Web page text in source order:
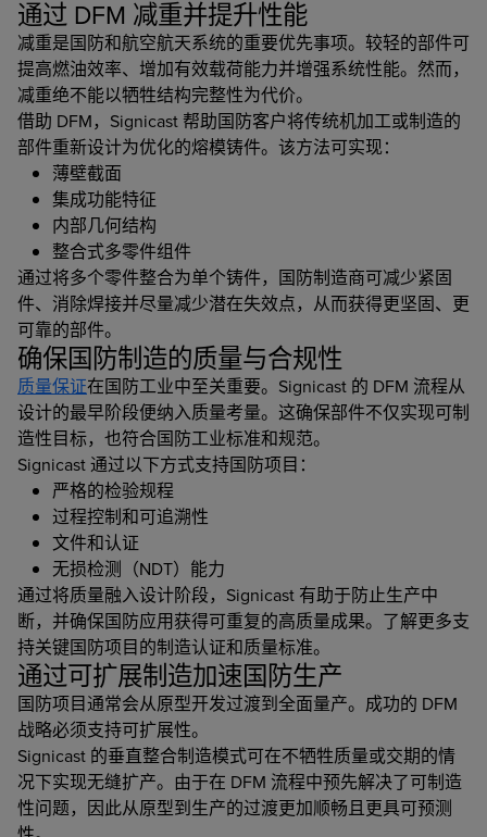
通过 DFM 减重并提升性能
减重是国防和航空航天系统的重要优先事项。较轻的部件可
提高燃油效率、增加有效载荷能力并增强系统性能。然而，
减重绝不能以牺牲结构完整性为代价。
借助 DFM，Signicast 帮助国防客户将传统机加工或制造的
部件重新设计为优化的熔模铸件。该方法可实现：
薄壁截面
集成功能特征
内部几何结构
整合式多零件组件
通过将多个零件整合为单个铸件，国防制造商可减少紧固
件、消除焊接并尽量减少潜在失效点，从而获得更坚固、更
可靠的部件。
确保国防制造的质量与合规性
质量保证在国防工业中至关重要。Signicast 的 DFM 流程从
设计的最早阶段便纳入质量考量。这确保部件不仅实现可制
造性目标，也符合国防工业标准和规范。
Signicast 通过以下方式支持国防项目：
严格的检验规程
过程控制和可追溯性
文件和认证
无损检测（NDT）能力
通过将质量融入设计阶段，Signicast 有助于防止生产中
断，并确保国防应用获得可重复的高质量成果。了解更多支
持关键国防项目的制造认证和质量标准。
通过可扩展制造加速国防生产
国防项目通常会从原型开发过渡到全面量产。成功的 DFM
战略必须支持可扩展性。
Signicast 的垂直整合制造模式可在不牺牲质量或交期的情
况下实现无缝扩产。由于在 DFM 流程中预先解决了可制造
性问题，因此从原型到生产的过渡更加顺畅且更具可预测